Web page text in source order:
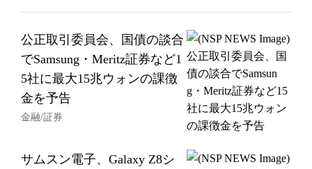
公正取引委員会、国債の談合
でSamsung・Meritz証券など1
5社に最大15兆ウォンの課徴
金を予告
金融/証券
サムスン電子、Galaxy Z8シ